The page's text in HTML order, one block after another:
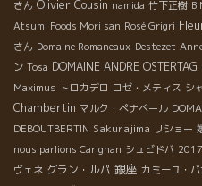
さん Olivier Cousin namida 竹下正樹
Atsumi Foods Mori san Rosé Grigri
さん Domaine Romaneaux-Destezet
ン Tosa DOMAINE ANDRE OSTERTAG
Maximus トロカデロ ロゼ・メティス シ
Chambertin マルク・ぺナベール
DEBOUTBERTIN Sakurajima リショー
nous parlions Carignan シュビドバ
ヴェネ グラン・ルパ 銀座 カミーユ・